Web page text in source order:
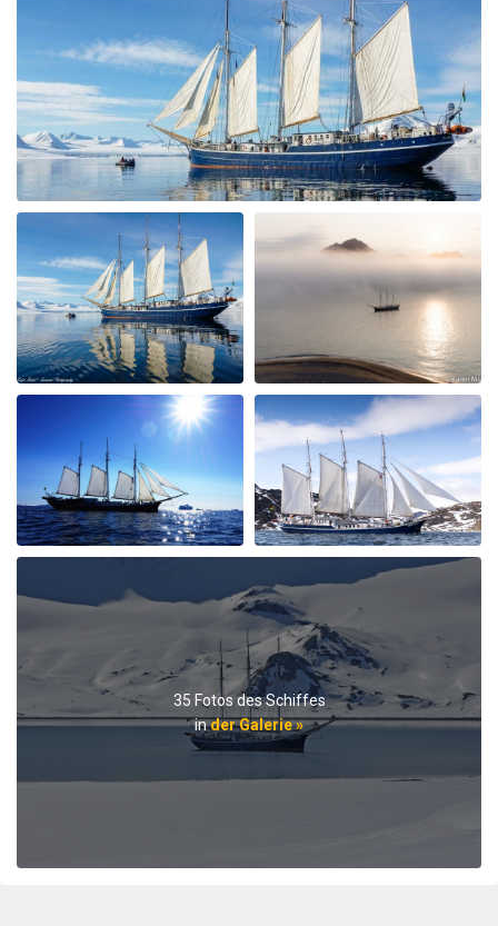
/changing we were not in them. The food was
wholesome and plentiful. The guides (Jordy & Bill) were
fantastic, good humoured and knowledgable. We were
exceptionally lucky to see lots of polar bears close up
from the Rib boats and ship ( The Rembrandt can get
closer than the bigger ships) along with artic
reindeer,foxes and lots of birds. The glaciers and
scenery were outstanding. We particularly liked that the
schedule could be adjusted- we watched polar bears for
3 hours one morning having been called at 4 am for an
exceptional sighting and all the ship crew helped make
this very special. Please pass our thanks onto the whole
team.
Reise nach Nord-West-Spitzbergen
durch Michael Popp Die Arktis
Wir hatten 10 unvergessliche Tage an Bord der
Rembrandt van Rijn und unsere Erwartungen wurden
teilweise mehr als erfüllt. Einen besonderen Dank gilt
der Crew um Kapitän Hans Joachim und den Guides
Jordi und Fritz, welche mit seemännischem Können
und sehr fundiertem Wissen stets für neue Eindrücke
und Informationen sorgten. Nochmals herzlichen
Dank Bettina und Michael
We were a 25 guest birthday trip, it was spectacular and
35 Fotos des Schiffes
inder Galerie »